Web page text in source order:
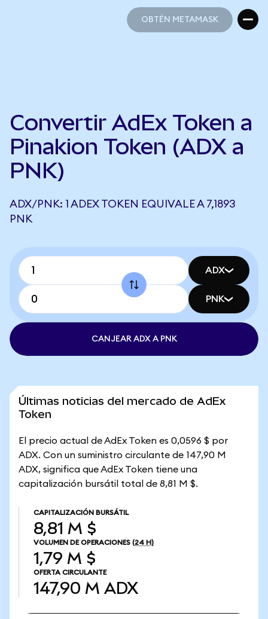
OBTÉN METAMASK
Convertir AdEx Token a
Pinakion Token (ADX a
PNK)
ADX/PNK: 1 ADEX TOKEN EQUIVALE A 7,1893
PNK
ADX
PNK
CANJEAR ADX A PNK
Últimas noticias del mercado de AdEx
Token
El precio actual de AdEx Token es 0,0596 $ por
ADX. Con un suministro circulante de 147,90 M
ADX, significa que AdEx Token tiene una
capitalización bursátil total de 8,81 M $.
CAPITALIZACIÓN BURSÁTIL
8,81 M $
VOLUMEN DE OPERACIONES (24 H)
1,79 M $
OFERTA CIRCULANTE
147,90 M ADX